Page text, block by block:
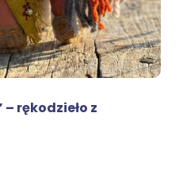
rękodzieło z